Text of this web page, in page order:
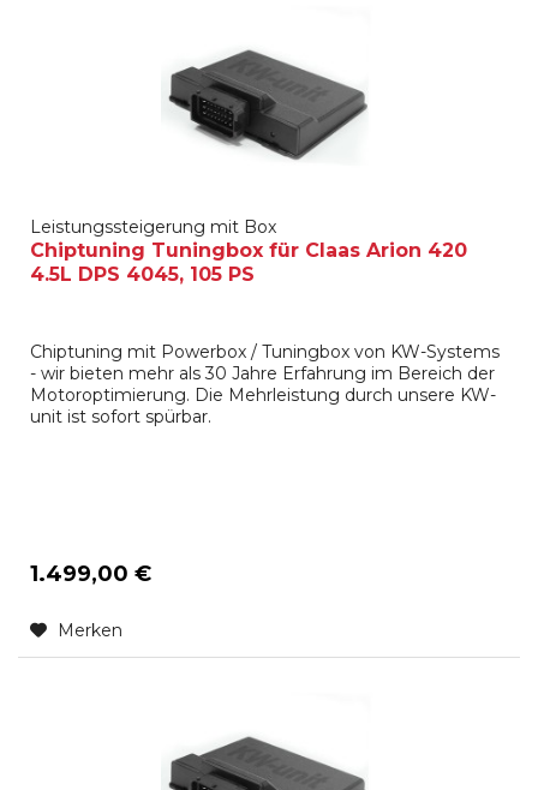
Leistungssteigerung mit Box
Chiptuning Tuningbox für Claas Arion 420
4.5L DPS 4045, 105 PS
Chiptuning mit Powerbox / Tuningbox von KW-Systems
- wir bieten mehr als 30 Jahre Erfahrung im Bereich der
Motoroptimierung. Die Mehrleistung durch unsere KW-
unit ist sofort spürbar.
1.499,00 €
Merken